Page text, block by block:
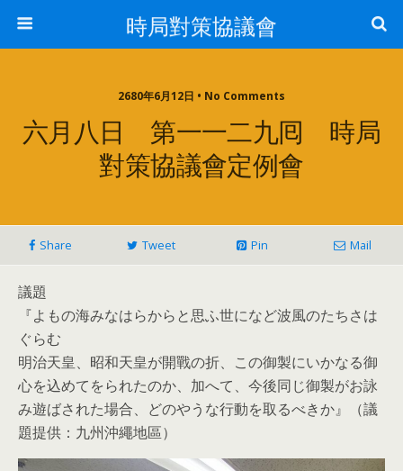
時局對策協議會
2680年6月12日 • No Comments
六月八日 第一一二九囘 時局
對策協議會定例會
Share Tweet Pin Mail
議題
『よもの海みなはらからと思ふ世になど波風のたちさは
ぐらむ
明治天皇、昭和天皇が開戰の折、この御製にいかなる御
心を込めてをられたのか、加へて、今後同じ御製がお詠
み遊ばされた場合、どのやうな行動を取るべきか』（議
題提供：九州沖繩地區）